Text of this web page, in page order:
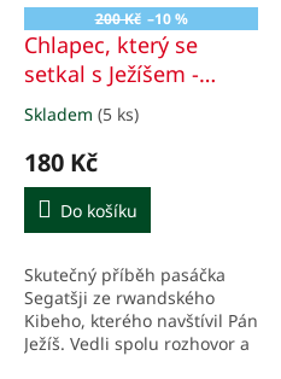
200 Kč –10 %
Chlapec, který se
setkal s Ježíšem -
Sagatašja z Kibeho
Průměrné
produktu
je
5,0
z
hvězdiček.
Skladem (5 ks)
180 Kč
Do košíku
Skutečný příběh pasáčka
Segatšji ze rwandského
Kibeho, kterého navštívil Pán
Ježíš. Vedli spolu rozhovor a